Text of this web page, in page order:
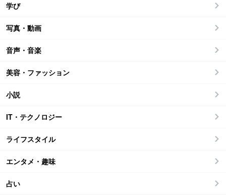
学び
写真・動画
音声・音楽
美容・ファッション
小説
IT・テクノロジー
ライフスタイル
エンタメ・趣味
占い